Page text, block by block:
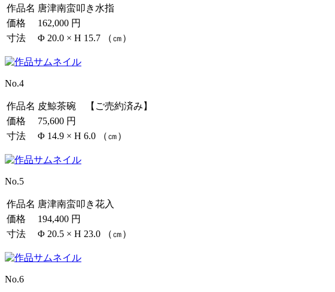
作品名 唐津南蛮叩き水指
価格
162,000 円
寸法
Φ 20.0 × H 15.7 （㎝）
No.4
作品名 皮鯨茶碗 【ご売約済み】
価格
75,600 円
寸法
Φ 14.9 × H 6.0 （㎝）
No.5
作品名 唐津南蛮叩き花入
価格
194,400 円
寸法
Φ 20.5 × H 23.0 （㎝）
No.6